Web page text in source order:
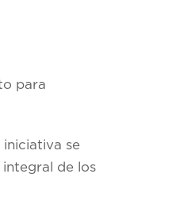
para
iniciativa se
de los